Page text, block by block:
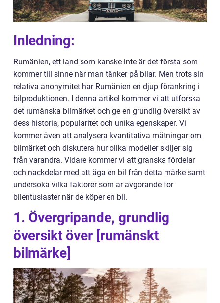
Inledning:
Rumänien, ett land som kanske inte är det första som
kommer till sinne när man tänker på bilar. Men trots sin
relativa anonymitet har Rumänien en djup förankring i
bilproduktionen. I denna artikel kommer vi att utforska
det rumänska bilmärket och ge en grundlig översikt av
dess historia, popularitet och unika egenskaper. Vi
kommer även att analysera kvantitativa mätningar om
bilmärket och diskutera hur olika modeller skiljer sig
från varandra. Vidare kommer vi att granska fördelar
och nackdelar med att äga en bil från detta märke samt
undersöka vilka faktorer som är avgörande för
bilentusiaster när de köper en bil.
1. Övergripande, grundlig
översikt över [rumänskt
bilmärke]